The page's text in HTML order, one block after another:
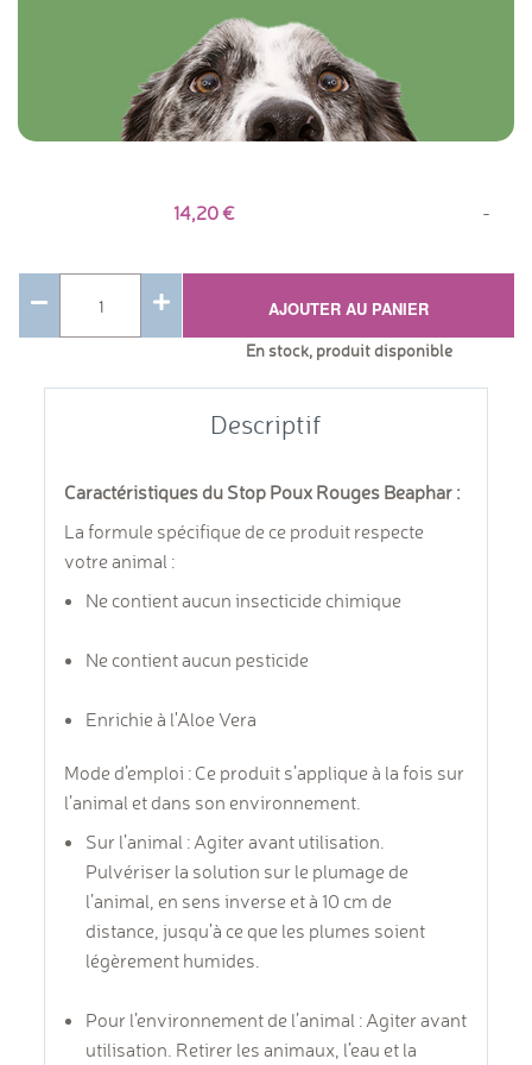
14,20 -
AJOUTER AU PANIER
En stock, produit disponible
Descriptif
Caractéristiques du Stop Poux Rouges Beaphar :
La formule spécifique de ce produit respecte
votre animal :
Ne contient aucun insecticide chimique
Ne contient aucun pesticide
Enrichie à l'Aloe Vera
Mode d’emploi : Ce produit s’applique à la fois sur
l’animal et dans son environnement.
Sur l’animal : Agiter avant utilisation.
Pulvériser la solution sur le plumage de
l’animal, en sens inverse et à 10 cm de
distance, jusqu’à ce que les plumes soient
légèrement humides.
Pour l’environnement de l’animal : Agiter avant
utilisation. Retirer les animaux, l’eau et la